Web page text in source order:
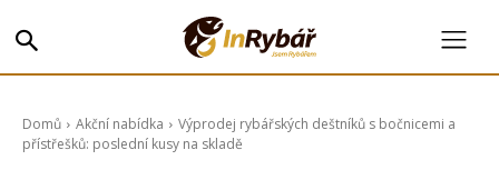
Domů Akční nabídka
Výprodej rybářských deštníků s bočnicemi a
přístřešků: poslední kusy na skladě